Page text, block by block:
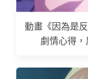
動畫《因為是
劇情心得